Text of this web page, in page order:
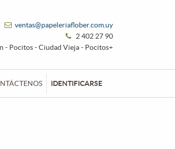
ventas@papeleriaflober.com.uy
2 402 27 90
- Pocitos - Ciudad Vieja - Pocitos+
IDENTIFICARSE